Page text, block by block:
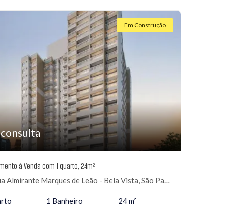
Em Construção
à Venda com 1 quarto, 24m²
Almirante Marques de Leão - Bela Vista, São Paulo-SP
1 Banheiro 24 m²